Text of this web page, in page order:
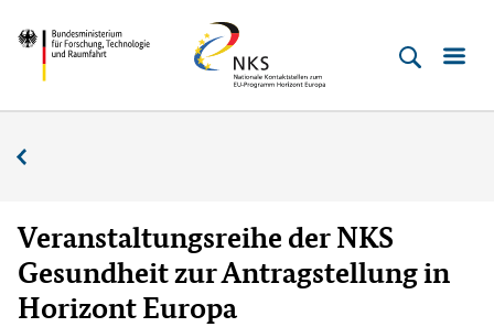
zum
Inhalt
(Eingabetaste)
zum
Hauptmenu
(Eingabetaste)
zur
Suche
(Eingabetaste)
zur
Fußleiste
(Enter)
Bundesministerium
Technologie
Raumfahrt
Horizont
Europa
Veranstaltungsreihe der NKS
Gesundheit zur Antragstellung in
Horizont Europa